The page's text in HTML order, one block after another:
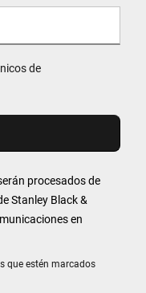
que estén marcados
de
procesados de
Stanley Black &
en